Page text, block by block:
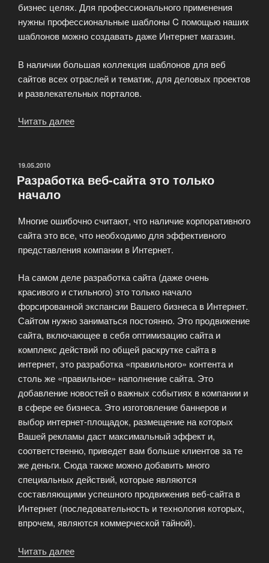
бизнес целях. Для профессионального применения
нужны профессиональные шаблоны C помощью наших
шаблонов можно создавать даже Интернет магазин.
В наличии большая коллекция шаблонов для веб
сайтов всех отраслей и тематик, для деловых проектов
и развлекательных порталов.
Читать далее
шаблоны
ОПУБЛИКОВАНО
19.05.2010
Разработка веб-сайта это только
начало
Многие ошибочно считают, что наличие корпоративного
сайта это все, что необходимо для эффективного
представления компании в Интернет.
На самом деле разработка сайта (даже очень
красивого и стильного) это только начало
форсированной экспансии Вашего бизнеса в Интернет.
Сайтом нужно заниматься постоянно. Это продвижение
сайта, включающее в себя оптимизацию сайта и
комплекс действий по общей раскрутке сайта в
интернет, это разработка «правильного» контента и
столь же «правильное» наполнение сайта. Это
добавление новостей о важных событиях в компании и
в сфере ее бизнеса. Это изготовление баннеров и
выбор интернет-площадок, размещение на которых
Вашей рекламы даст максимальный эффект и,
соответственно, приведет вам больше клиентов за те
же деньги. Сюда также можно добавить много
специальных действий, которые являются
составляющими успешного продвижения веб-сайта в
Интернет (последовательность и технология которых,
впрочем, являются коммерческой тайной).
Читать далее